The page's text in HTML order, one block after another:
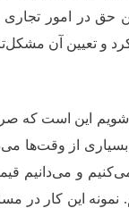
حق در امور
و تعیین آن
این است که
بسیاری از وقت‌ها
و می‌دانیم
نمونه این کار